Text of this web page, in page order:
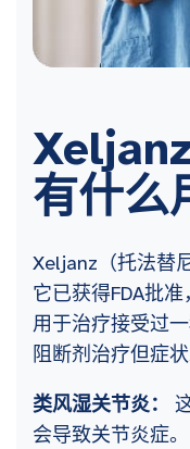
有什么
Xeljanz（托法替
它已获得FDA批准，
用于治疗接受过
阻断剂治疗但症
类风湿关节炎：
会导致关节炎症